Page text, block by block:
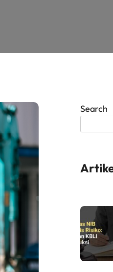
Search